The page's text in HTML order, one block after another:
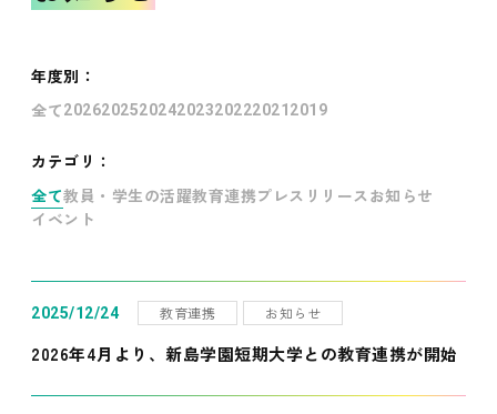
年度別 ：
全て202620252024202320222021 2019
カテゴリ：
全て教員・学生の活躍教育連携プレスリリース お知らせ
イベント
2025/12/24 教育連携 お知らせ
2026年4月より、新島学園短期大学との教育連携が開始